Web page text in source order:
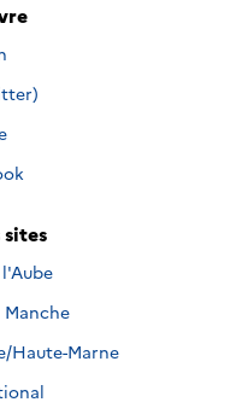
sur
sur
sur
sur
Manche
Haute-Marne